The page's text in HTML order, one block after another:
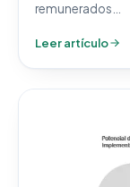
remunerados…
Leer artículo